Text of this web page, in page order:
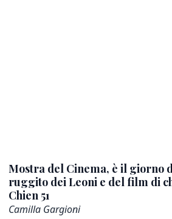
Mostra del Cinema, è il giorno
ruggito dei Leoni e del film di
Chien 51
Camilla Gargioni